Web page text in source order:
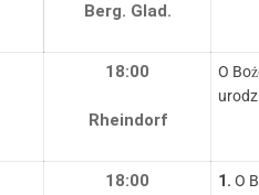
Berg. Glad.
18:00
Rheindorf
O
18:00 1. O